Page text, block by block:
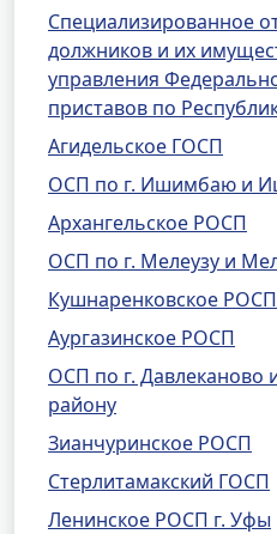
Специализированное
должников и их
управления
приставов по
Агидельское ГОСП
ОСП по г. Ишимбаю и
Архангельское РОСП
ОСП по г. Мелеузу и
Кушнаренковское РОСП
Аургазинское РОСП
ОСП по г. Давлеканово
району
Зианчуринское РОСП
Стерлитамакский ГОСП
Ленинское РОСП г. Уфы